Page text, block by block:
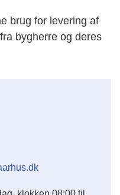
brug for levering af
bygherre og deres